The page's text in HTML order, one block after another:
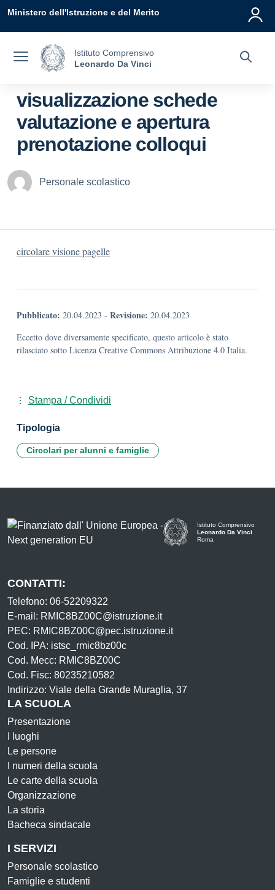
Ministero dell'Istruzione e del Merito
Istituto Comprensivo
Leonardo Da Vinci
visualizzazione schede
valutazione e apertura
prenotazione colloqui
Personale scolastico
circolare visione pagelle
Pubblicato: 20.04.2023 - Revisione: 20.04.2023
Eccetto dove diversamente specificato, questo articolo è stato
rilasciato sotto Licenza Creative Commons Attribuzione 4.0 Italia.
Stampa / Condividi
Tipologia
Circolari per alunni e famiglie
Istituto Comprensivo
Leonardo Da Vinci
Roma
CONTATTI:
Telefono: 06-52209322
E-mail: RMIC8BZ00C@istruzione.it
PEC: RMIC8BZ00C@pec.istruzione.it
Cod. IPA: istsc_rmic8bz00c
Cod. Mecc: RMIC8BZ00C
Cod. Fisc: 80235210582
Indirizzo: Viale della Grande Muraglia, 37
LA SCUOLA
Presentazione
I luoghi
Le persone
I numeri della scuola
Le carte della scuola
Organizzazione
La storia
Bacheca sindacale
I SERVIZI
Personale scolastico
Famiglie e studenti